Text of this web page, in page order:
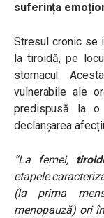
suferința
Stresul cronic se
la tiroidă, pe
stomacul.
vulnerabile ale
predispusă la o
declanșarea
“La femei,
etapele
(la prima
menopauză) ori